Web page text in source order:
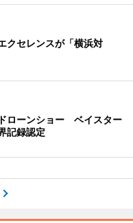
クセレンスが「横浜対
ローンショー ベイスター
記録認定